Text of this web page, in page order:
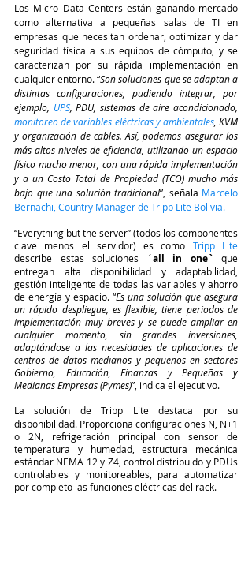
Los Micro Data Centers están ganando mercado
como alternativa a pequeñas salas de TI en
empresas que necesitan ordenar, optimizar y dar
seguridad física a sus equipos de cómputo, y se
caracterizan por su rápida implementación en
cualquier entorno. “Son soluciones que se adaptan a
distintas configuraciones, pudiendo integrar, por
ejemplo, UPS, PDU, sistemas de aire acondicionado,
monitoreo de variables eléctricas y ambientales, KVM
y organización de cables. Así, podemos asegurar los
más altos niveles de eficiencia, utilizando un espacio
físico mucho menor, con una rápida implementación
y a un Costo Total de Propiedad (TCO) mucho más
bajo que una solución tradicional”, señala Marcelo
Bernachi, Country Manager de Tripp Lite Bolivia.
“Everything but the server” (todos los componentes
clave menos el servidor) es como
Tripp Lite
describe estas soluciones ´all in one`
que
entregan alta disponibilidad y adaptabilidad,
gestión inteligente de todas las variables y ahorro
de energía y espacio. “Es una solución que asegura
un rápido despliegue, es flexible, tiene periodos de
implementación muy breves y se puede ampliar en
cualquier momento, sin grandes inversiones,
adaptándose a las necesidades de aplicaciones de
centros de datos medianos y pequeños en sectores
Gobierno, Educación, Finanzas y Pequeñas y
Medianas Empresas (Pymes)”, indica el ejecutivo.
La solución
de Tripp Lite destaca por su
disponibilidad. Proporciona configuraciones N, N+1
o 2N, refrigeración principal con sensor de
temperatura y humedad, estructura mecánica
estándar NEMA 12 y Z4, control distribuido y PDUs
controlables y monitoreables, para automatizar
por completo las funciones eléctricas del rack.